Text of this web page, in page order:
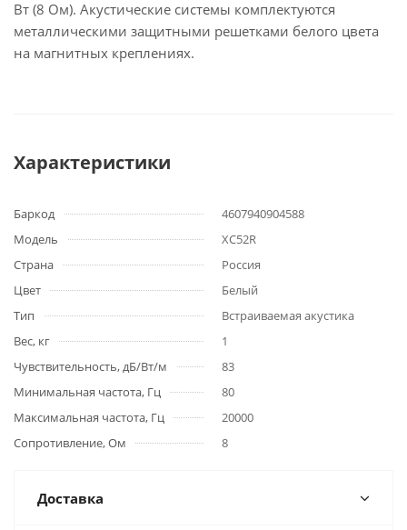
Вт (8 Ом). Акустические системы комплектуются
металлическими защитными решетками белого цвета
на магнитных креплениях.
Характеристики
Баркод
4607940904588
Модель
XC52R
Страна
Россия
Цвет
Белый
Тип
Встраиваемая акустика
Вес, кг
1
Чувствительность, дБ/Вт/м
83
Минимальная частота, Гц
80
Максимальная частота, Гц
20000
Сопротивление, Ом
8
Доставка